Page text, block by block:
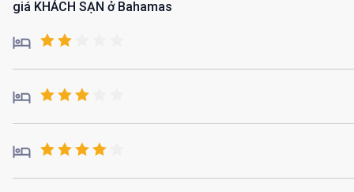
giá KHÁCH SẠN ở Bahamas